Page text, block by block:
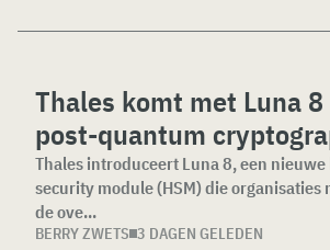
Thales komt met Luna 8
post-quantum
Thales introduceert Luna 8, een
security module (HSM) die organisaties
de ove...
BERRY ZWETS 3 DAGEN GELEDEN